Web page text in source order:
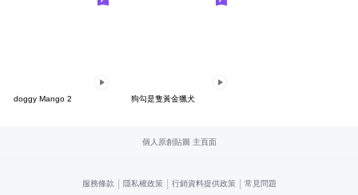
doggy Mango 2 狗勾是隻黃金獵犬
個人原創貼圖 主頁面
服務條款 | 隱私權政策 | 行銷資料提供政策 | 常見問題